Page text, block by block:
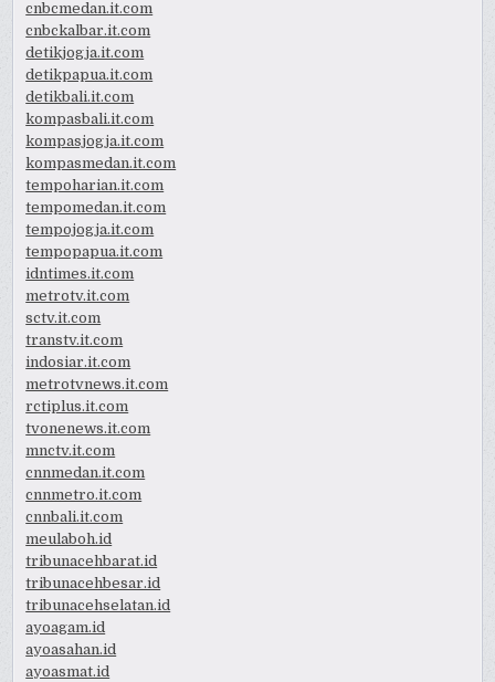
cnbcmedan.it.com
cnbckalbar.it.com
detikjogja.it.com
detikpapua.it.com
detikbali.it.com
kompasbali.it.com
kompasjogja.it.com
kompasmedan.it.com
tempoharian.it.com
tempomedan.it.com
tempojogja.it.com
tempopapua.it.com
idntimes.it.com
metrotv.it.com
sctv.it.com
transtv.it.com
indosiar.it.com
metrotvnews.it.com
rctiplus.it.com
tvonenews.it.com
mnctv.it.com
cnnmedan.it.com
cnnmetro.it.com
cnnbali.it.com
meulaboh.id
tribunacehbarat.id
tribunacehbesar.id
tribunacehselatan.id
ayoagam.id
ayoasahan.id
ayoasmat.id